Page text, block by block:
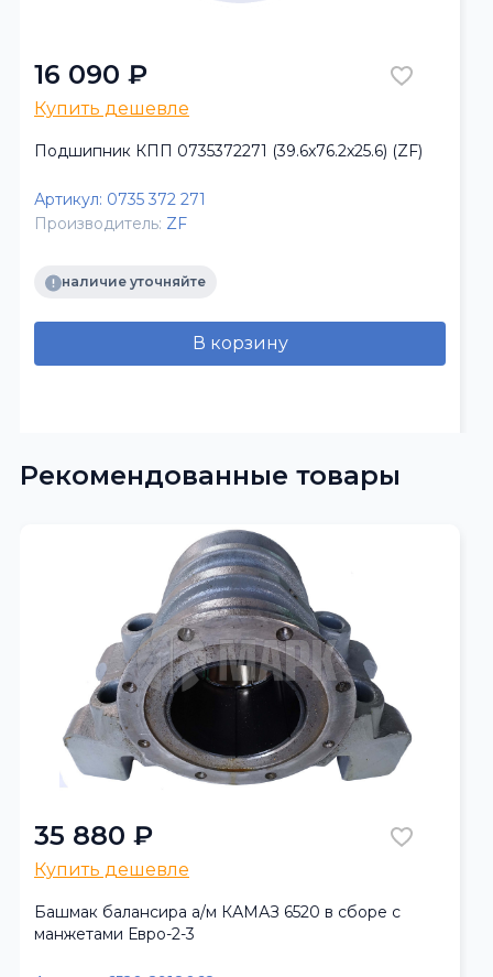
16 090 ₽
Купить дешевле
Подшипник КПП 0735372271 (39.6x76.2x25.6) (ZF)
Артикул: 0735 372 271
Производитель: ZF
наличие уточняйте
В корзину
Рекомендованные товары
35 880 ₽
Купить дешевле
Башмак балансира а/м КАМАЗ 6520 в сборе с
манжетами Евро-2-3